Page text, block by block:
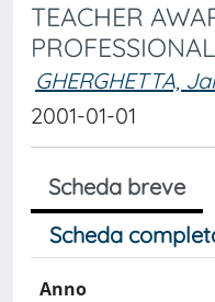
TEACHER
GHERGHETTA,
2001-01-01
Scheda breve
Scheda
Anno